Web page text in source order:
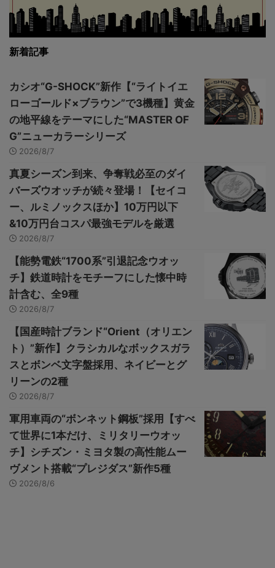
新着記事
カシオ“G-SHOCK”新作【“ライトイエ
ローゴールド×ブラウン”で3機種】黄金
の地平線をテーマにした“MASTER OF
G”ニューカラーシリーズ
2026/8/7
真夏シーズン到来、争奪戦必至のダイ
バーズウオッチが続々登場！【セイコ
ー、ルミノックスほか】10万円以下
&10万円台コスパ最強モデルを厳選
2026/8/7
【能勢電鉄“1700系”引退記念ウオッ
チ】鉄道時計をモチーフにした懐中時
計含む、全9種
2026/8/7
【国産時計ブランド“Orient（オリエン
ト）”新作】クラシカルなボックスガラ
スとボンベ文字盤採用、ネイビーとグ
リーンの2種
2026/8/7
軍用車両の“ボンネット鋼板”採用【すべ
て世界に1本だけ、ミリタリーウオッ
チ】シチズン・ミヨタ製の高性能ムー
ヴメント搭載“プレジダス”新作5種
2026/8/6